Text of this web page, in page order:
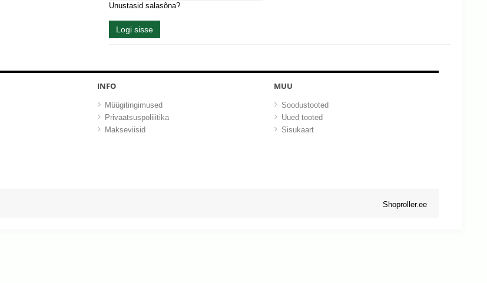
Unustasid salasõna?
Logi sisse
INFO
Müügitingimused
Privaatsuspoliiitika
Makseviisid
MUU
Soodustooted
Uued tooted
Sisukaart
Shoproller.ee